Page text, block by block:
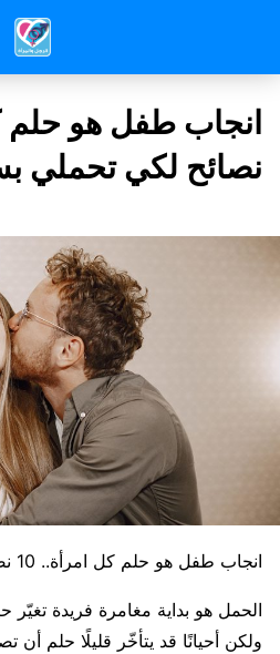
نصائح لكي تحملي
انجاب طفل هو حلم كل امرأة.. 10 نصائح لكي تحملي بسرعة!
الحمل هو بداية مغامرة فريدة تغيّر
ولكن أحيانًا قد يتأخّر قليلًا حلم